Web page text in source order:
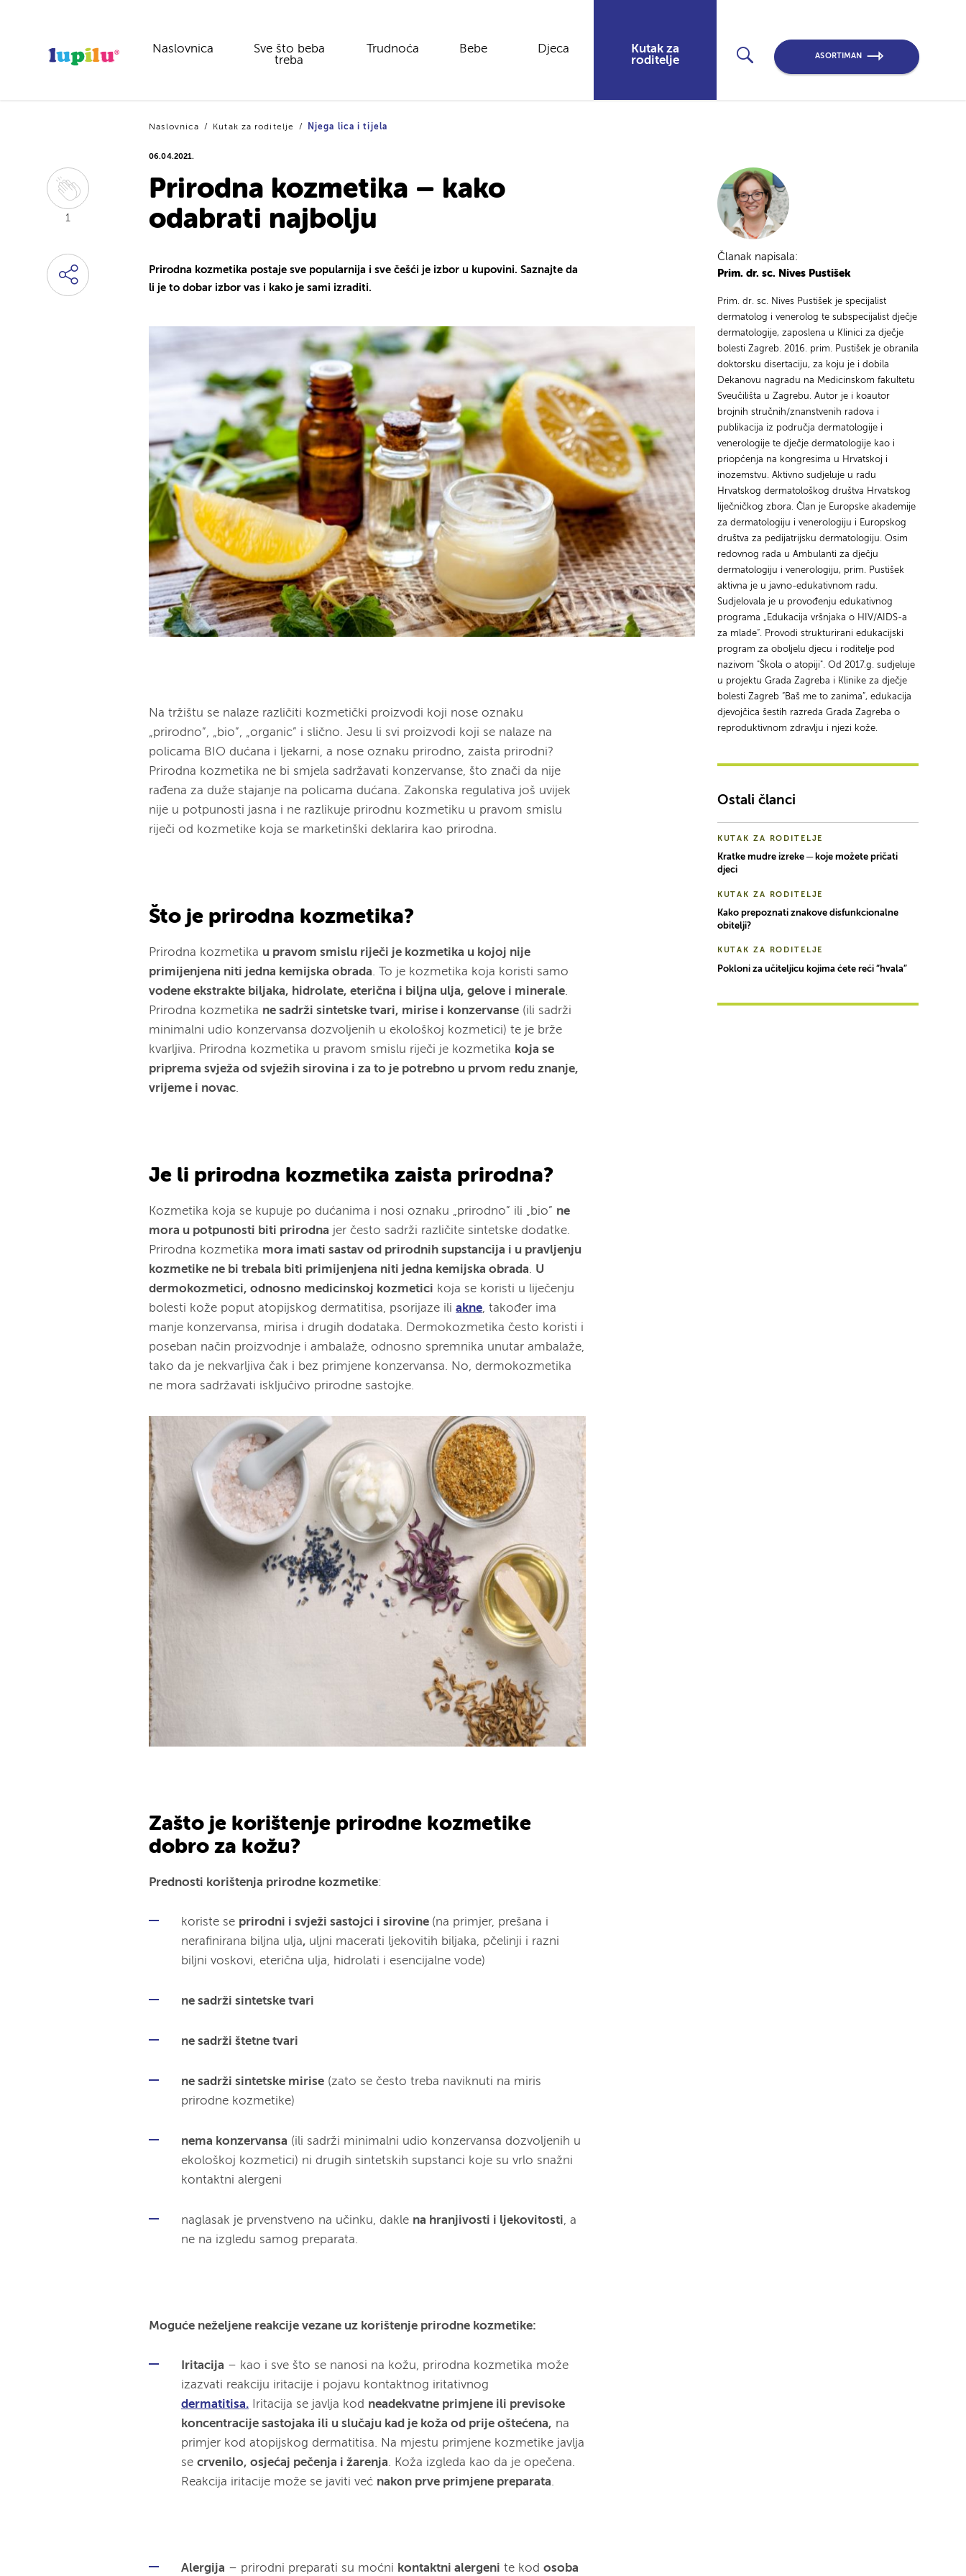
Naslovnica
Sve što beba
treba
Trudnoća Bebe Djeca
Kutak za
roditelje
ASORTIMAN
1
Naslovnica Kutak za roditelje Njega lica i tijela
06.04.2021.
Prirodna kozmetika – kako
odabrati najbolju
Prirodna kozmetika postaje sve popularnija i sve češći je izbor u kupovini. Saznajte da
li je to dobar izbor vas i kako je sami izraditi.
Na tržištu se nalaze različiti kozmetički proizvodi koji nose oznaku
„prirodno”, „bio”, „organic” i slično. Jesu li svi proizvodi koji se nalaze na
policama BIO dućana i ljekarni, a nose oznaku prirodno, zaista prirodni?
Prirodna kozmetika ne bi smjela sadržavati konzervanse, što znači da nije
rađena za duže stajanje na policama dućana. Zakonska regulativa još uvijek
nije u potpunosti jasna i ne razlikuje prirodnu kozmetiku u pravom smislu
riječi od kozmetike koja se marketinški deklarira kao prirodna.
Što je prirodna kozmetika?
Prirodna kozmetika u pravom smislu riječi je kozmetika u kojoj nije
primijenjena niti jedna kemijska obrada. To je kozmetika koja koristi samo
vodene ekstrakte biljaka, hidrolate, eterična i biljna ulja, gelove i minerale.
Prirodna kozmetika ne sadrži sintetske tvari, mirise i konzervanse (ili sadrži
minimalni udio konzervansa dozvoljenih u ekološkoj kozmetici) te je brže
kvarljiva. Prirodna kozmetika u pravom smislu riječi je kozmetika koja se
priprema svježa od svježih sirovina i za to je potrebno u prvom redu znanje,
vrijeme i novac.
Je li prirodna kozmetika zaista prirodna?
Kozmetika koja se kupuje po dućanima i nosi oznaku „prirodno” ili „bio” ne
mora u potpunosti biti prirodna jer često sadrži različite sintetske dodatke.
Prirodna kozmetika mora imati sastav od prirodnih supstancija i u pravljenju
kozmetike ne bi trebala biti primijenjena niti jedna kemijska obrada. U
dermokozmetici, odnosno medicinskoj kozmetici koja se koristi u liječenju
bolesti kože poput atopijskog dermatitisa, psorijaze iliakne, također ima
manje konzervansa, mirisa i drugih dodataka. Dermokozmetika često koristi i
poseban način proizvodnje i ambalaže, odnosno spremnika unutar ambalaže,
tako da je nekvarljiva čak i bez primjene konzervansa. No, dermokozmetika
ne mora sadržavati isključivo prirodne sastojke.
Zašto je korištenje prirodne kozmetike
dobro za kožu?
Prednosti korištenja prirodne kozmetike:
koriste se prirodni i svježi sastojci i sirovine (na primjer, prešana i
nerafinirana biljna ulja, uljni macerati ljekovitih biljaka, pčelinji i razni
biljni voskovi, eterična ulja, hidrolati i esencijalne vode)
ne sadrži sintetske tvari
ne sadrži štetne tvari
ne sadrži sintetske mirise (zato se često treba naviknuti na miris
prirodne kozmetike)
nema konzervansa (ili sadrži minimalni udio konzervansa dozvoljenih u
ekološkoj kozmetici) ni drugih sintetskih supstanci koje su vrlo snažni
kontaktni alergeni
naglasak je prvenstveno na učinku, dakle na hranjivosti i ljekovitosti, a
ne na izgledu samog preparata.
Moguće neželjene reakcije vezane uz korištenje prirodne kozmetike:
Iritacija – kao i sve što se nanosi na kožu, prirodna kozmetika može
izazvati reakciju iritacije i pojavu kontaktnog iritativnog
dermatitisa. Iritacija se javlja kod neadekvatne primjene ili previsoke
koncentracije sastojaka ili u slučaju kad je koža od prije oštećena, na
primjer kod atopijskog dermatitisa. Na mjestu primjene kozmetike javlja
se crvenilo, osjećaj pečenja i žarenja. Koža izgleda kao da je opečena.
Reakcija iritacije može se javiti već nakon prve primjene preparata.
Alergija – prirodni preparati su moćni kontaktni alergeni te kod osoba
Članak napisala:
Prim. dr. sc. Nives Pustišek
Prim. dr. sc. Nives Pustišek je specijalist
dermatolog i venerolog te subspecijalist dječje
dermatologije, zaposlena u Klinici za dječje
bolesti Zagreb. 2016. prim. Pustišek je obranila
doktorsku disertaciju, za koju je i dobila
Dekanovu nagradu na Medicinskom fakultetu
Sveučilišta u Zagrebu. Autor je i koautor
brojnih stručnih/znanstvenih radova i
publikacija iz područja dermatologije i
venerologije te dječje dermatologije kao i
priopćenja na kongresima u Hrvatskoj i
inozemstvu. Aktivno sudjeluje u radu
Hrvatskog dermatološkog društva Hrvatskog
liječničkog zbora. Član je Europske akademije
za dermatologiju i venerologiju i Europskog
društva za pedijatrijsku dermatologiju. Osim
redovnog rada u Ambulanti za dječju
dermatologiju i venerologiju, prim. Pustišek
aktivna je u javno-edukativnom radu.
Sudjelovala je u provođenju edukativnog
programa „Edukacija vršnjaka o HIV/AIDS-a
za mlade“. Provodi strukturirani edukacijski
program za oboljelu djecu i roditelje pod
nazivom "Škola o atopiji". Od 2017.g. sudjeluje
u projektu Grada Zagreba i Klinike za dječje
bolesti Zagreb ”Baš me to zanima”, edukacija
djevojčica šestih razreda Grada Zagreba o
reproduktivnom zdravlju i njezi kože.
Ostali članci
KUTAK ZA RODITELJE
Kratke mudre izreke ─ koje možete pričati
djeci
KUTAK ZA RODITELJE
Kako prepoznati znakove disfunkcionalne
obitelji?
KUTAK ZA RODITELJE
Pokloni za učiteljicu kojima ćete reći “hvala”